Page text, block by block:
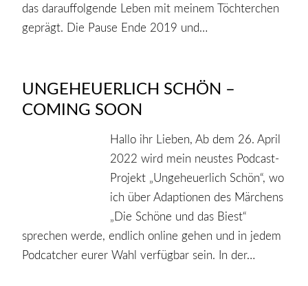
das darauffolgende Leben mit meinem Töchterchen
geprägt. Die Pause Ende 2019 und…
UNGEHEUERLICH SCHÖN –
COMING SOON
Hallo ihr Lieben, Ab dem 26. April
2022 wird mein neustes Podcast-
Projekt „Ungeheuerlich Schön“, wo
ich über Adaptionen des Märchens
„Die Schöne und das Biest“
sprechen werde, endlich online gehen und in jedem
Podcatcher eurer Wahl verfügbar sein. In der…